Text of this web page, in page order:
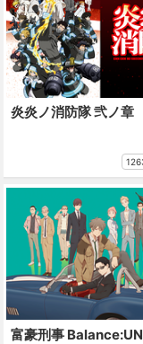
炎炎ノ消防隊 弐ノ章
富豪刑事